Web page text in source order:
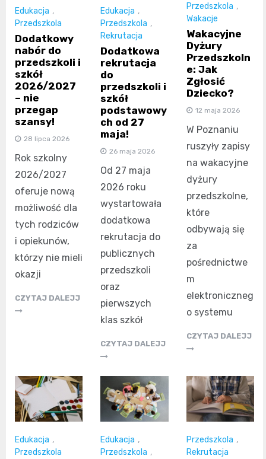
Edukacja ,
Przedszkola
Dodatkowy
nabór do
przedszkoli i
szkół
2026/2027
– nie
przegap
szansy!
28 lipca 2026
Rok szkolny
2026/2027
oferuje nową
możliwość dla
tych rodziców
i opiekunów,
którzy nie mieli
okazji
CZYTAJ DALEJJ
Edukacja ,
Przedszkola ,
Rekrutacja
Dodatkowa
rekrutacja
do
przedszkoli i
szkół
podstawowy
ch od 27
maja!
26 maja 2026
Od 27 maja
2026 roku
wystartowała
dodatkowa
rekrutacja do
publicznych
przedszkoli
oraz
pierwszych
klas szkół
CZYTAJ DALEJJ
Przedszkola ,
Wakacje
Wakacyjne
Dyżury
Przedszkoln
e: Jak
Zgłosić
Dziecko?
12 maja 2026
W Poznaniu
ruszyły zapisy
na wakacyjne
dyżury
przedszkolne,
które
odbywają się
za
pośrednictwe
m
elektroniczneg
o systemu
CZYTAJ DALEJJ
Edukacja ,
Przedszkola
Edukacja ,
Przedszkola ,
Przedszkola ,
Rekrutacja